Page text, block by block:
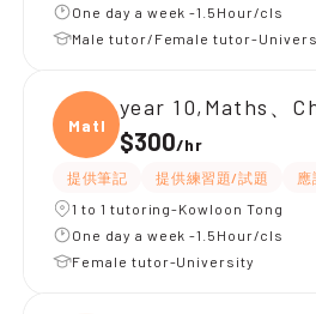
One day a week -1.5Hour/cls
Male tutor/Female tutor-
Maths
year 10,Maths、
$300/hr
提供筆記 提供練習題/試題 應
1 to 1 tutoring-Kowloon Tong
One day a week -1.5Hour/cls
Female tutor-University